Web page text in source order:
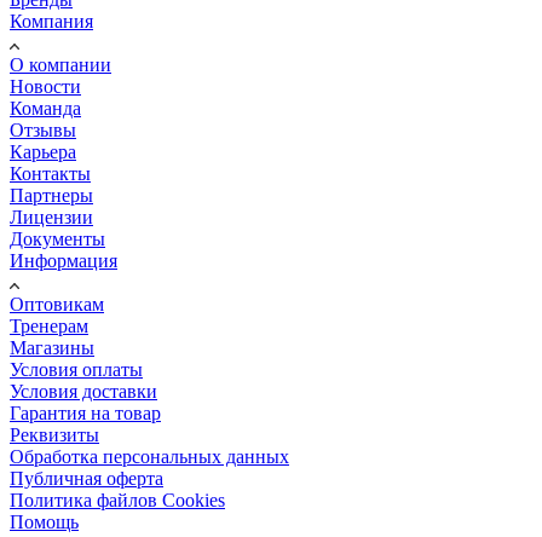
Компания
О компании
Новости
Команда
Отзывы
Карьера
Контакты
Партнеры
Лицензии
Документы
Информация
Оптовикам
Тренерам
Магазины
Условия оплаты
Условия доставки
Гарантия на товар
Реквизиты
Обработка персональных данных
Публичная оферта
Политика файлов Cookies
Помощь